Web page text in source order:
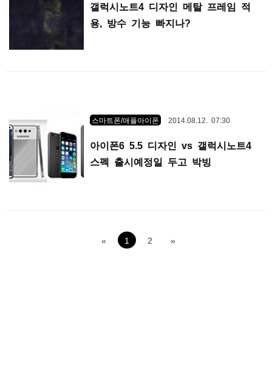
갤럭시노트4 디자인 메탈 프레임 적
용, 방수 기능 빠지나?
스마트폰/애플아이폰 2014.08.12. 07:30
아이폰6 5.5 디자인 vs 갤럭시노트4
스펙 출시예정일 두고 박빙
« 1 2 »